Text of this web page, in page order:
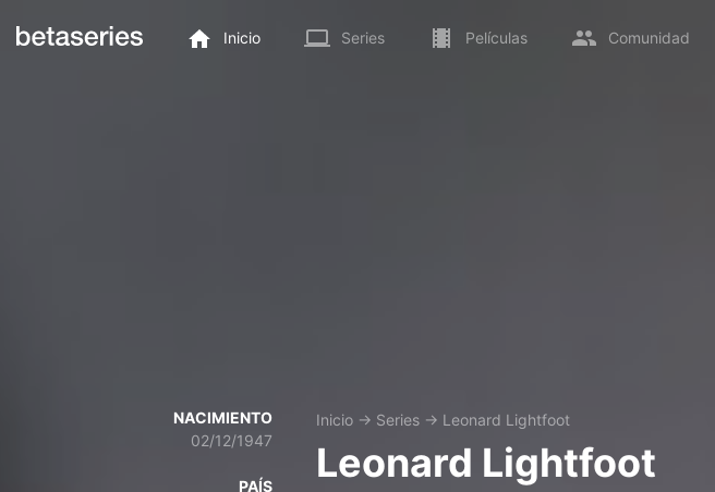
Inicio Series Películas Comunidad
NACIMIENTO
02/12/1947
PAÍS
Inicio → Series → Leonard Lightfoot
Leonard Lightfoot